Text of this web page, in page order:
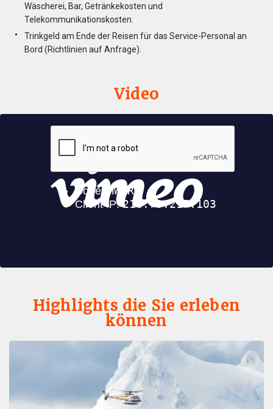
Wäscherei, Bar, Getränkekosten und
Telekommunikationskosten.
Trinkgeld am Ende der Reisen für das Service-Personal an
Bord (Richtlinien auf Anfrage).
Video
Highlights die Sie erleben
können